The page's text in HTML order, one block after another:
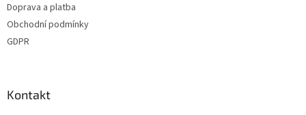
Doprava a platba
Obchodní podmínky
GDPR
Kontakt